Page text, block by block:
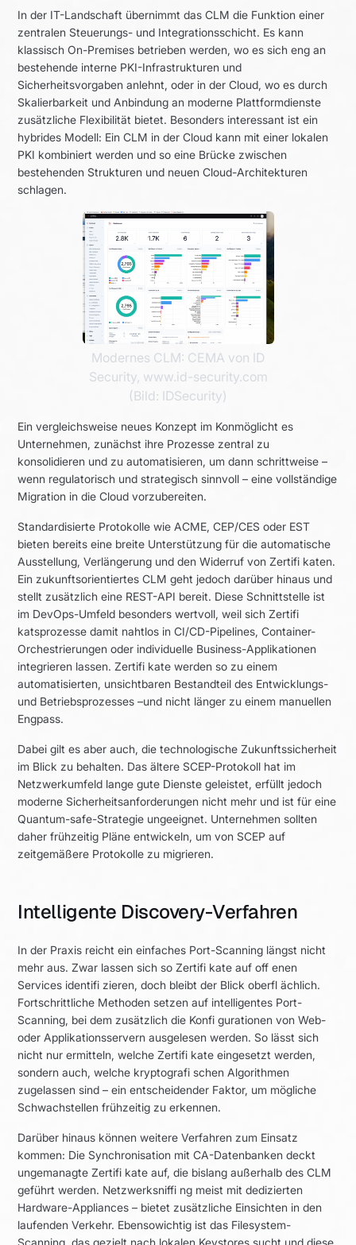
In der IT-Landschaft übernimmt das CLM die Funktion einer
zentralen Steuerungs- und Integrationsschicht. Es kann
klassisch On-Premises betrieben werden, wo es sich eng an
bestehende interne PKI-Infrastrukturen und
Sicherheitsvorgaben anlehnt, oder in der Cloud, wo es durch
Skalierbarkeit und Anbindung an moderne Plattformdienste
zusätzliche Flexibilität bietet. Besonders interessant ist ein
hybrides Modell: Ein CLM in der Cloud kann mit einer lokalen
PKI kombiniert werden und so eine Brücke zwischen
bestehenden Strukturen und neuen Cloud-Architekturen
schlagen.
Modernes CLM: CEMA von ID
Security, www.id-security.com
(Bild: IDSecurity)
Ein vergleichsweise neues Konzept im Konmöglicht es
Unternehmen, zunächst ihre Prozesse zentral zu
konsolidieren und zu automatisieren, um dann schrittweise –
wenn regulatorisch und strategisch sinnvoll – eine vollständige
Migration in die Cloud vorzubereiten.
Standardisierte Protokolle wie ACME, CEP/CES oder EST
bieten bereits eine breite Unterstützung für die automatische
Ausstellung, Verlängerung und den Widerruf von Zertifi katen.
Ein zukunftsorientiertes CLM geht jedoch darüber hinaus und
stellt zusätzlich eine REST-API bereit. Diese Schnittstelle ist
im DevOps-Umfeld besonders wertvoll, weil sich Zertifi
katsprozesse damit nahtlos in CI/CD-Pipelines, Container-
Orchestrierungen oder individuelle Business-Applikationen
integrieren lassen. Zertifi kate werden so zu einem
automatisierten, unsichtbaren Bestandteil des Entwicklungs-
und Betriebsprozesses –und nicht länger zu einem manuellen
Engpass.
Dabei gilt es aber auch, die technologische Zukunftssicherheit
im Blick zu behalten. Das ältere SCEP-Protokoll hat im
Netzwerkumfeld lange gute Dienste geleistet, erfüllt jedoch
moderne Sicherheitsanforderungen nicht mehr und ist für eine
Quantum-safe-Strategie ungeeignet. Unternehmen sollten
daher frühzeitig Pläne entwickeln, um von SCEP auf
zeitgemäßere Protokolle zu migrieren.
Intelligente Discovery-Verfahren
In der Praxis reicht ein einfaches Port-Scanning längst nicht
mehr aus. Zwar lassen sich so Zertifi kate auf off enen
Services identifi zieren, doch bleibt der Blick oberfl ächlich.
Fortschrittliche Methoden setzen auf intelligentes Port-
Scanning, bei dem zusätzlich die Konfi gurationen von Web-
oder Applikationsservern ausgelesen werden. So lässt sich
nicht nur ermitteln, welche Zertifi kate eingesetzt werden,
sondern auch, welche kryptografi schen Algorithmen
zugelassen sind – ein entscheidender Faktor, um mögliche
Schwachstellen frühzeitig zu erkennen.
Darüber hinaus können weitere Verfahren zum Einsatz
kommen: Die Synchronisation mit CA-Datenbanken deckt
ungemanagte Zertifi kate auf, die bislang außerhalb des CLM
geführt werden. Netzwerksniffi ng meist mit dedizierten
Hardware-Appliances – bietet zusätzliche Einsichten in den
laufenden Verkehr. Ebensowichtig ist das Filesystem-
Scanning, das gezielt nach lokalen Keystores sucht und diese